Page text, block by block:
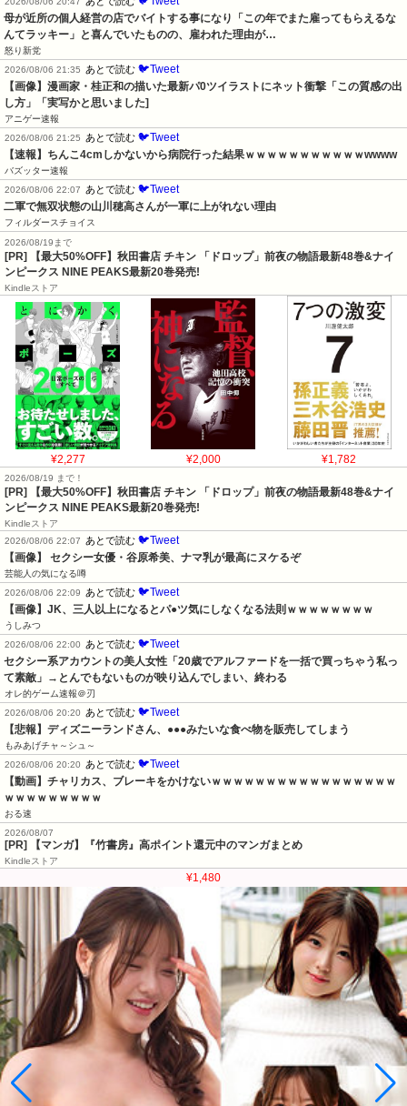
母が近所の個人経営の店でバイトする事になり「この年でまた雇ってもらえるな
んてラッキー」と喜んでいたものの、雇われた理由が…
怒り新党
2026/08/06 21:35
あとで読む 🐦Tweet
【画像】漫画家・桂正和の描いた最新パ0ツイラストにネット衝撃「この質感の出
し方」「実写かと思いました]
アニゲー速報
2026/08/06 21:25
あとで読む 🐦Tweet
【速報】ちんこ4cmしかないから病院行った結果ｗｗｗｗｗｗｗｗｗｗｗwwww
バズッター速報
2026/08/06 22:07
あとで読む 🐦Tweet
二軍で無双状態の山川穂高さんが一軍に上がれない理由
フィルダースチョイス
2026/08/19まで
[PR] 【最大50%OFF】秋田書店 チキン 「ドロップ」前夜の物語最新48巻&ナイ
ンピークス NINE PEAKS最新20巻発売!
Kindleストア
¥2,277 ¥2,000 ¥1,782
2026/08/19 まで！
[PR] 【最大50%OFF】秋田書店 チキン 「ドロップ」前夜の物語最新48巻&ナイ
ンピークス NINE PEAKS最新20巻発売!
Kindleストア
2026/08/06 22:07
あとで読む 🐦Tweet
【画像】 セクシー女優・谷原希美、ナマ乳が最高にヌケるぞ
芸能人の気になる噂
2026/08/06 22:09
あとで読む 🐦Tweet
【画像】JK、三人以上になるとパ●ツ気にしなくなる法則ｗｗｗｗｗｗｗｗ
うしみつ
2026/08/06 22:00
あとで読む 🐦Tweet
セクシー系アカウントの美人女性「20歳でアルファードを一括で買っちゃう私っ
て素敵」→とんでもないものが映り込んでしまい、終わる
オレ的ゲーム速報＠刃
2026/08/06 20:20
あとで読む 🐦Tweet
【悲報】ディズニーランドさん、●●●みたいな食べ物を販売してしまう
もみあげチャ～シュ～
2026/08/06 20:20
あとで読む 🐦Tweet
【動画】チャリカス、ブレーキをかけないｗｗｗｗｗｗｗｗｗｗｗｗｗｗｗｗｗ
ｗｗｗｗｗｗｗｗｗ
おる速
2026/08/07
[PR] 【マンガ】『竹書房』高ポイント還元中のマンガまとめ
Kindleストア
¥1,480